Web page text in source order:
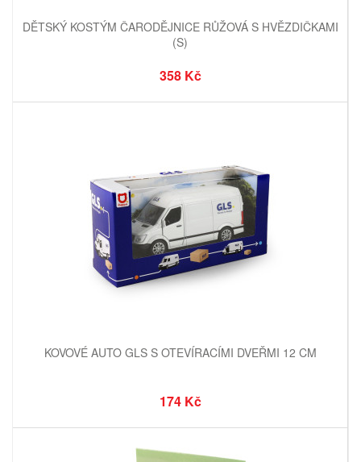
DĚTSKÝ KOSTÝM ČARODĚJNICE RŮŽOVÁ S HVĚZDIČKAMI
(S)
358 Kč
KOVOVÉ AUTO GLS S OTEVÍRACÍMI DVEŘMI 12 CM
174 Kč